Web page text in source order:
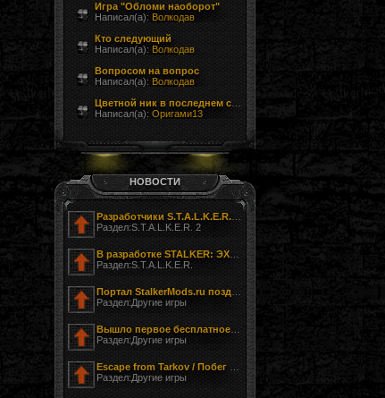
Игра "Обломи наоборот"
Написал(а): Волкодав
Кто следующий
Написал(а): Волкодав
Вопросом на вопрос
Написал(а): Волкодав
Написал(а): Оригами13
НОВОСТИ
Раздел:S.T.A.L.K.E.R. 2
Раздел:S.T.A.L.K.E.R.
Раздел:Другие игры
Раздел:Другие игры
Раздел:Другие игры